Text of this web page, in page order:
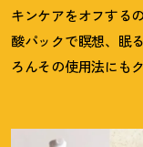
キンケアをオフする
酸パックで瞑想、眠
ろんその使用法にも